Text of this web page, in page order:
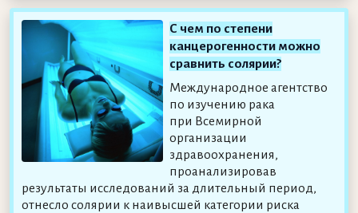
С чем по степени
канцерогенности можно
сравнить солярии?
Международное агентство
по изучению рака
при Всемирной
организации
здравоохранения,
проанализировав
результаты исследований за длительный период,
отнесло солярии к наивысшей категории риска